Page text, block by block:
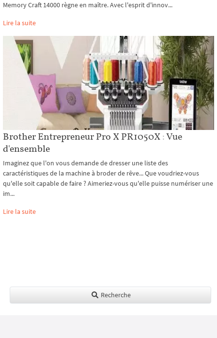
Memory Craft 14000 règne en maître. Avec l'esprit d'innov...
Lire la suite
Brother Entrepreneur Pro X PR1050X : Vue
d'ensemble
Imaginez que l'on vous demande de dresser une liste des
caractéristiques de la machine à broder de rêve... Que voudriez-vous
qu'elle soit capable de faire ? Aimeriez-vous qu'elle puisse numériser une
im...
Lire la suite
Recherche